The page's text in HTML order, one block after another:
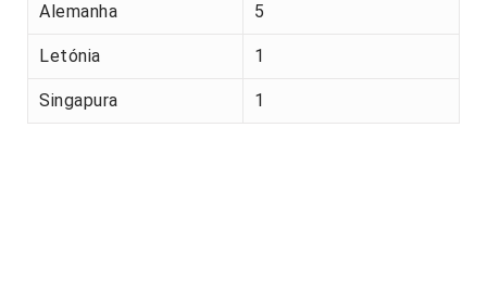
Alemanha 5
Letónia 1
Singapura 1